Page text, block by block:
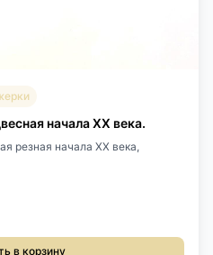
начала ХХ века.
резная начала ХХ века,
в корзину